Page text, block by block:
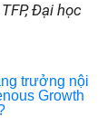
Đại học